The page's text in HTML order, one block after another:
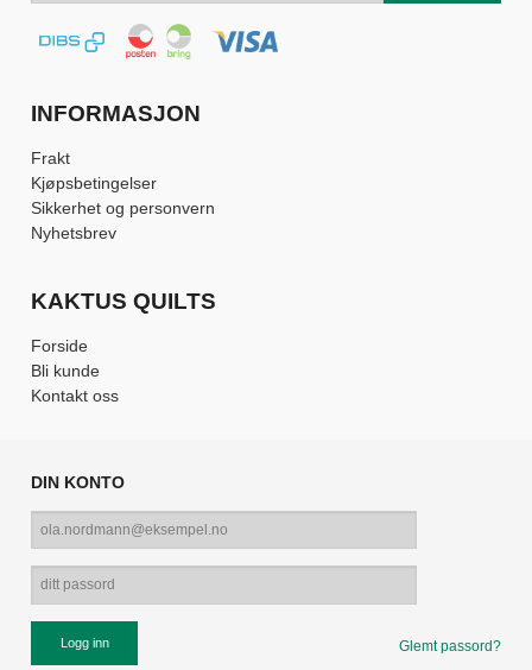
INFORMASJON
Frakt
Kjøpsbetingelser
Sikkerhet og personvern
Nyhetsbrev
KAKTUS QUILTS
Forside
Bli kunde
Kontakt oss
DIN KONTO
Glemt passord?